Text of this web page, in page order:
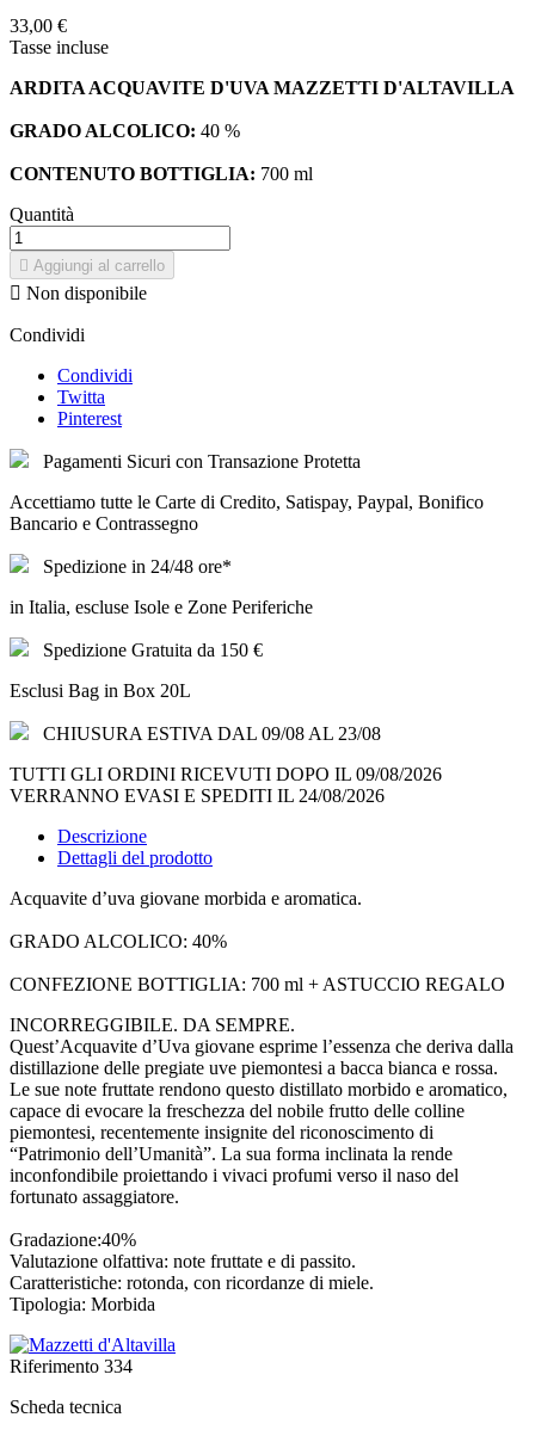
33,00 €
Tasse incluse
ARDITA ACQUAVITE D'UVA MAZZETTI D'ALTAVILLA
GRADO ALCOLICO: 40 %
CONTENUTO BOTTIGLIA: 700 ml
Quantità
 Aggiungi al carrello
 Non disponibile
Condividi
Condividi
Twitta
Pinterest
Pagamenti Sicuri con Transazione Protetta
Accettiamo tutte le Carte di Credito, Satispay, Paypal, Bonifico
Bancario e Contrassegno
Spedizione in 24/48 ore*
in Italia, escluse Isole e Zone Periferiche
Spedizione Gratuita da 150 €
Esclusi Bag in Box 20L
CHIUSURA ESTIVA DAL 09/08 AL 23/08
TUTTI GLI ORDINI RICEVUTI DOPO IL 09/08/2026
VERRANNO EVASI E SPEDITI IL 24/08/2026
Descrizione
Dettagli del prodotto
Acquavite d’uva giovane morbida e aromatica.
GRADO ALCOLICO: 40%
CONFEZIONE BOTTIGLIA: 700 ml + ASTUCCIO REGALO
INCORREGGIBILE. DA SEMPRE.
Quest’Acquavite d’Uva giovane esprime l’essenza che deriva dalla
distillazione delle pregiate uve piemontesi a bacca bianca e rossa.
Le sue note fruttate rendono questo distillato morbido e aromatico,
capace di evocare la freschezza del nobile frutto delle colline
piemontesi, recentemente insignite del riconoscimento di
“Patrimonio dell’Umanità”. La sua forma inclinata la rende
inconfondibile proiettando i vivaci profumi verso il naso del
fortunato assaggiatore.
Gradazione:40%
Valutazione olfattiva: note fruttate e di passito.
Caratteristiche: rotonda, con ricordanze di miele.
Tipologia: Morbida
Riferimento 334
Scheda tecnica